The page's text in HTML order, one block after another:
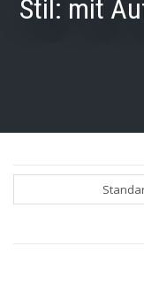
Stil: mit